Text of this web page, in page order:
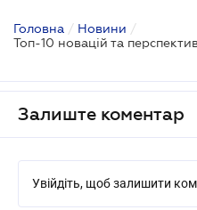
Головна / Новини /
Залиште коментар
Увійдіть, щоб залишити